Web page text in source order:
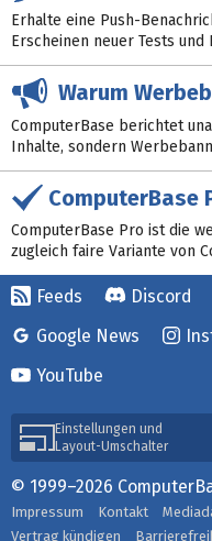
Erhalte eine Push-
Erscheinen neuer Tests und
Warum
ComputerBase berichtet
Inhalte, sondern
ComputerBase
ComputerBase Pro ist die
zugleich faire Variante von
Feeds Discord
Google News
YouTube
Einstellungen und
Layout-Umschalter
© 1999–2026
Impressum Kontakt
Vertrag kündigen